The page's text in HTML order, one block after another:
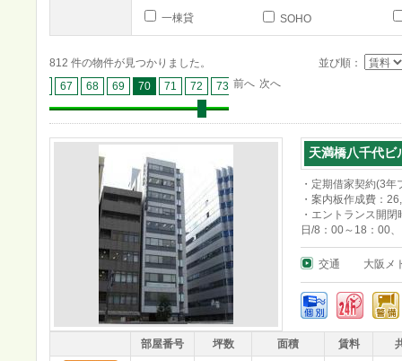
一棟貸 SOHO
812 件の物件が見つかりました。
並び順：
67 68 69 70 71 72 73 74 75
前へ 次へ
天満橋八千代ビ
・定期借家契約(3年
・案内板作成費：
・エントランス開
日/8：00～18：00
交通 大阪メ
部屋番号 坪数 面積 賃料